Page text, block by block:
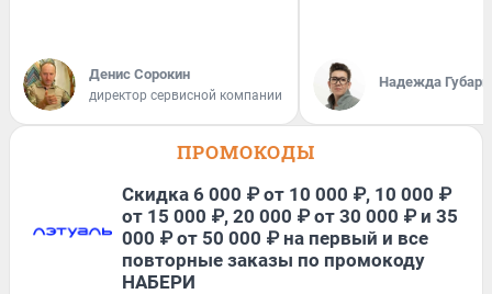
Денис Сорокин
директор сервисной компании
Надежда Губарь
ПРОМОКОДЫ
Скидка 6 000 ₽ от 10 000 ₽, 10 000 ₽
от 15 000 ₽, 20 000 ₽ от 30 000 ₽ и 35
000 ₽ от 50 000 ₽ на первый и все
повторные заказы по промокоду
НАБЕРИ